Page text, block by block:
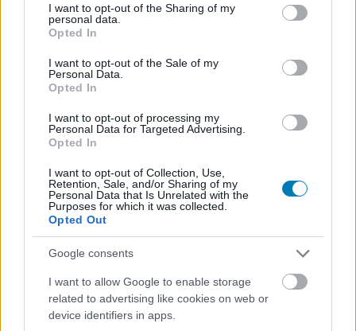
not limited to your visit or usage behaviour. You may click to
grant or deny consent to Google and its third-party tags to
use your data for below specified purposes in below Google
consent section.
I want to opt-out of the Sharing of my
personal data.
Opted In
I want to opt-out of the Sale of my
Personal Data.
Opted In
I want to opt-out of processing my
Personal Data for Targeted Advertising.
Opted In
I want to opt-out of Collection, Use,
Retention, Sale, and/or Sharing of my
Personal Data that Is Unrelated with the
Purposes for which it was collected.
Opted Out
Google consents
I want to allow Google to enable storage
related to advertising like cookies on web or
device identifiers in apps.
Parkinson diagnózisa miatt rúgta ki a Warner a Tini
titánok, harcra fel! egyik szinkronszínészét
Greg Cipes a rajongók segítségét kéri, hogy
"feltámadhasson".